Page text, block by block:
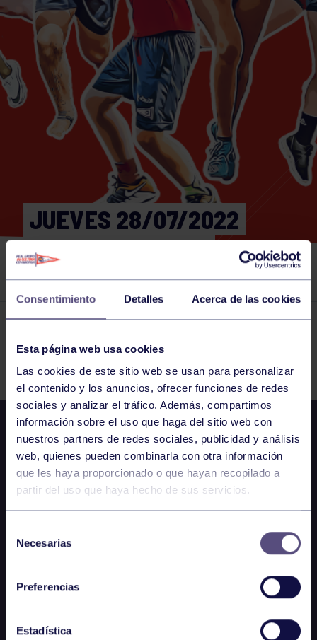
Consentimiento Detalles Acerca de las cookies
Esta página web usa cookies
Las cookies de este sitio web se usan para personalizar
el contenido y los anuncios, ofrecer funciones de redes
sociales y analizar el tráfico. Además, compartimos
información sobre el uso que haga del sitio web con
nuestros partners de redes sociales, publicidad y análisis
web, quienes pueden combinarla con otra información
que les haya proporcionado o que hayan recopilado a
partir del uso que haya hecho de sus servicios.
Necesarias
Preferencias
Estadística
JUEVES 28/07/2022
CORE 17:00-17:30
GIMNASIO